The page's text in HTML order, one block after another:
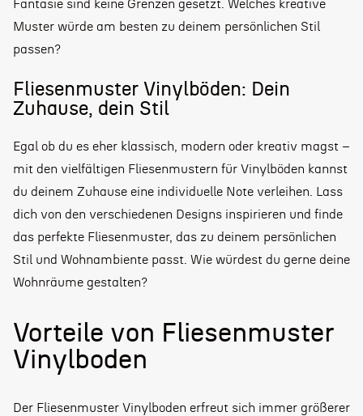
Fantasie sind keine Grenzen gesetzt. Welches kreative
Muster würde am besten zu deinem persönlichen Stil
passen?
Fliesenmuster Vinylböden: Dein
Zuhause, dein Stil
Egal ob du es eher klassisch, modern oder kreativ magst –
mit den vielfältigen Fliesenmustern für Vinylböden kannst
du deinem Zuhause eine individuelle Note verleihen. Lass
dich von den verschiedenen Designs inspirieren und finde
das perfekte Fliesenmuster, das zu deinem persönlichen
Stil und Wohnambiente passt. Wie würdest du gerne deine
Wohnräume gestalten?
Vorteile von Fliesenmuster
Vinylboden
Der Fliesenmuster Vinylboden erfreut sich immer größerer